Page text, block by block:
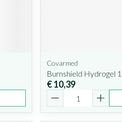
Covarmed
Burnshield Hydrogel
€ 10,39